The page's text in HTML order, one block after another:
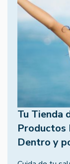
Tu Tienda
Productos
Dentro y